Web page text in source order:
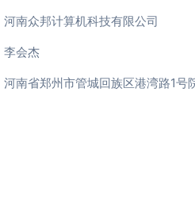
河南众邦计算机科技有限公司
李会杰
河南省郑州市管城回族区港湾路1